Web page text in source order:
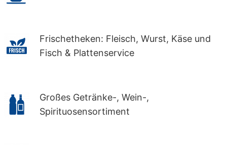
Frischetheken: Fleisch, Wurst, Käse und
Fisch & Plattenservice
Großes Getränke-, Wein-,
Spirituosensortiment